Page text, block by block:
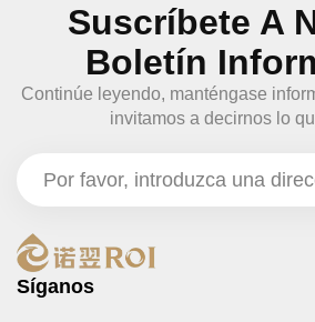
Suscríbete A
Boletín
Continúe leyendo, manténgase
invitamos a decirnos lo
Síganos